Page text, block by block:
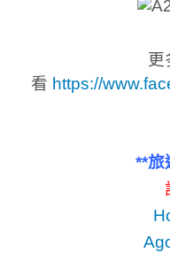
更
看 https://
**旅